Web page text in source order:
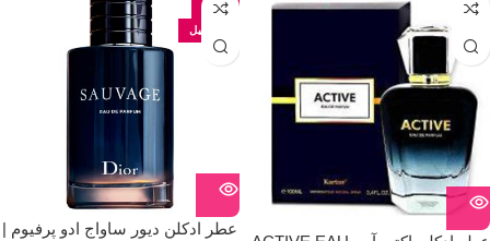
-16%
عطر ادکلن دیور ساواج ادو پرفیوم |